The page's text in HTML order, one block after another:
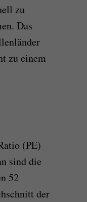
zu
Das
zu einem
(PE)
sind die
52
der